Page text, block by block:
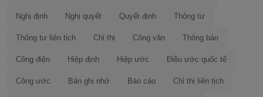
Nghị định Nghị quyết Quyết định Thông tư
Thông tư liên tịch Chỉ thị Công văn Thông báo
Công điện Hiệp định Hiệp ước Điều ước quốc tế
Công ước Bản ghi nhớ Báo cáo Chỉ thị liên tịch